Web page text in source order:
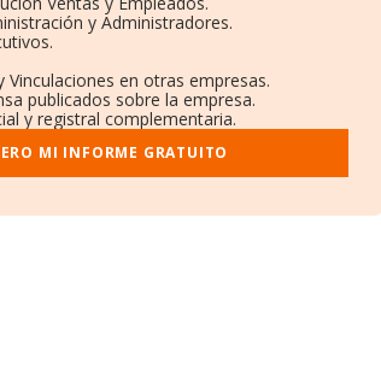
y Administradores.
Vinculaciones en otras empresas.
publicados sobre la empresa.
y registral complementaria.
MI INFORME GRATUITO